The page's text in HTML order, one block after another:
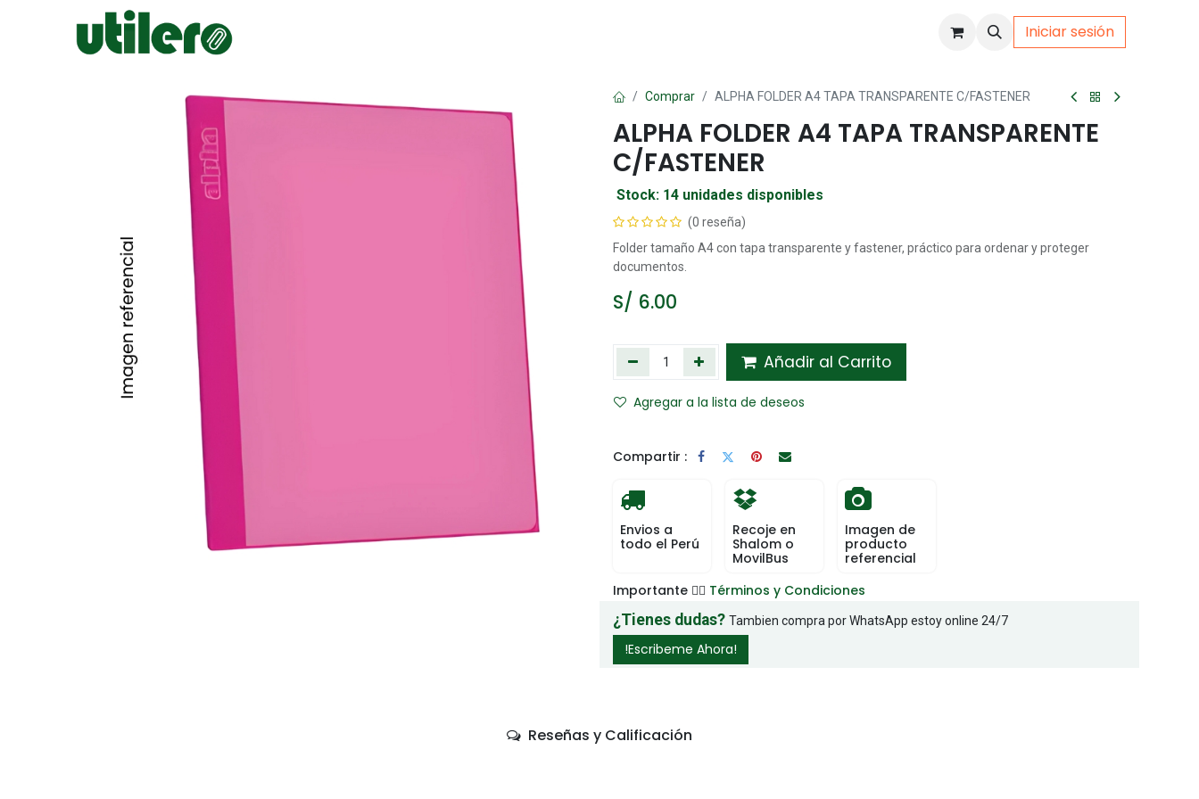
Iniciar sesión
Comprar ALPHA FOLDER A4 TAPA TRANSPARENTE C/FASTENER
ALPHA FOLDER A4 TAPA TRANSPARENTE
C/FASTENER
Stock: 14 unidades disponibles
(0 reseña)
Folder tamaño A4 con tapa transparente y fastener, práctico para ordenar y proteger
documentos.
S/ 6.00
Añadir al Carrito
Agregar a la lista de deseos
Compartir :
Envios a
todo el Perú
Recoje en
Shalom o
MovilBus
Imagen de
producto
referencial
Importante 👉🏻 Términos y Condiciones
¿Tienes dudas? Tambien compra por WhatsApp estoy online 24/7
!Escribeme Ahora!
Reseñas y Calificación